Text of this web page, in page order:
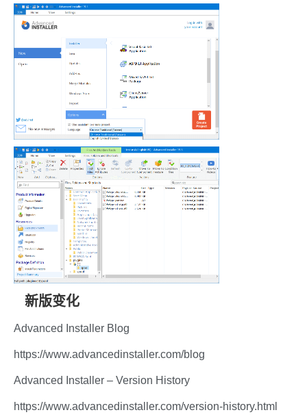
新版变化
Advanced Installer Blog
https://www.advancedinstaller.com/blog
Advanced Installer – Version History
https://www.advancedinstaller.com/version-history.html